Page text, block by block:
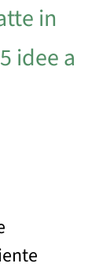
in
idee a